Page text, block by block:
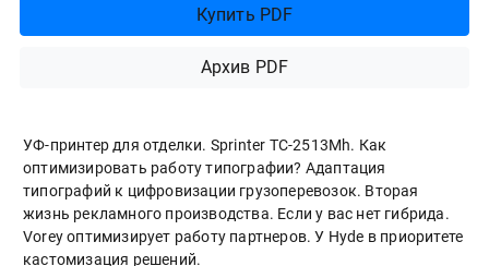
Купить PDF
Архив PDF
УФ-принтер для отделки. Sprinter ТС-2513Mh. Как
оптимизировать работу типографии? Адаптация
типографий к цифровизации грузоперевозок. Вторая
жизнь рекламного производства. Если у вас нет гибрида.
Vorey оптимизирует работу партнеров. У Hyde в приоритете
кастомизация решений.